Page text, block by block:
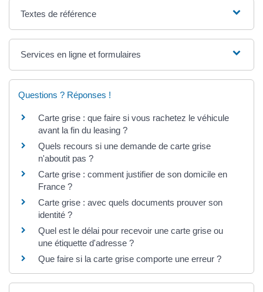
Textes de référence
Services en ligne et formulaires
Questions ? Réponses !
Carte grise : que faire si vous rachetez le véhicule
avant la fin du leasing ?
Quels recours si une demande de carte grise
n'aboutit pas ?
Carte grise : comment justifier de son domicile en
France ?
Carte grise : avec quels documents prouver son
identité ?
Quel est le délai pour recevoir une carte grise ou
une étiquette d'adresse ?
Que faire si la carte grise comporte une erreur ?